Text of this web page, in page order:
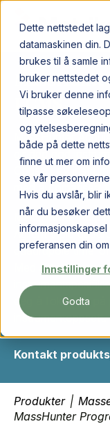
Dette nettstedet
datamaskinen din.
brukes til å samle
bruker nettstedet
Vi bruker denne
tilpasse
og
både på dette
finne ut mer om
se vår
Hvis du avslår, blir
når du besøker
preferansen din
Innstillinger
Godta
LCMS
MassHunter
gir deg god
Oppsett av
med automatisert
MassHunter
Agilent triple
quadrupole time-
Med sitt intuitive
deg å fokusere
instrumentoppsett.
Kontakt
Produkter |
MassHunter